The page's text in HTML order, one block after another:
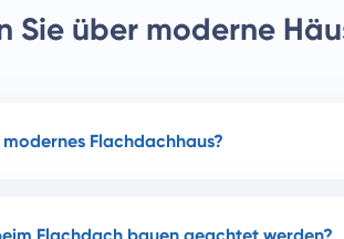
Sie über moderne
Flachdachhaus?